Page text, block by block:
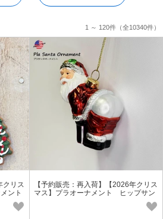
1 ～ 120件（全10340件）
クリス
ント
【予約販売：再入荷】【2026年クリス
マス】プラオーナメント ヒップサン